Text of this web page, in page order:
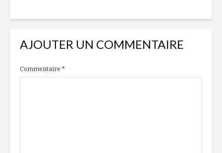
AJOUTER UN COMMENTAIRE
Commentaire *